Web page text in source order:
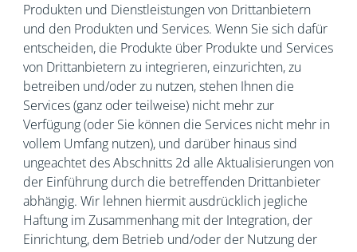
Produkten und Dienstleistungen von Drittanbietern
und den Produkten und Services. Wenn Sie sich dafür
entscheiden, die Produkte über Produkte und Services
von Drittanbietern zu integrieren, einzurichten, zu
betreiben und/oder zu nutzen, stehen Ihnen die
Services (ganz oder teilweise) nicht mehr zur
Verfügung (oder Sie können die Services nicht mehr in
vollem Umfang nutzen), und darüber hinaus sind
ungeachtet des Abschnitts 2d alle Aktualisierungen von
der Einführung durch die betreffenden Drittanbieter
abhängig. Wir lehnen hiermit ausdrücklich jegliche
Haftung im Zusammenhang mit der Integration, der
Einrichtung, dem Betrieb und/oder der Nutzung der